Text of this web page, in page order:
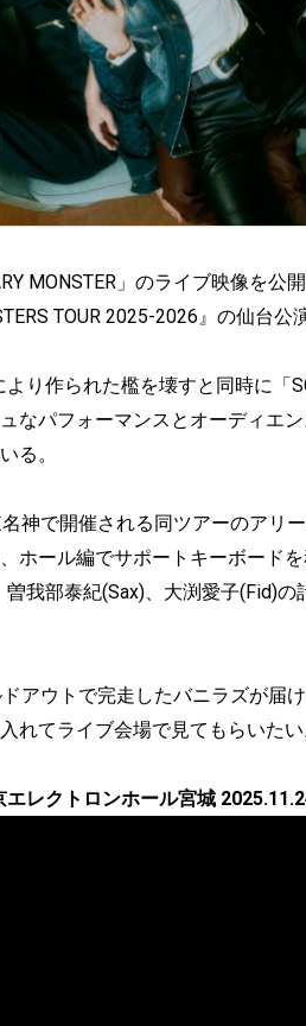
MONSTER」のライブ映像を公
TOUR 2025-2026』の仙台公
り作られた檻を壊すと同時に「
なパフォーマンスとオーディエ
る。
神で開催される同ツアーのアリ
ホール編でサポートキーボード
我部泰紀(Sax)、大渕愛子(Fid)
アウトで完走したバニラズが届
れてライブ会場で見てもらいたい
レクトロンホール宮城